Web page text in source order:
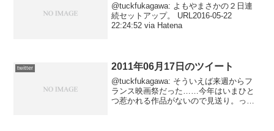
@tuckfukagawa: よもやまさかの２日連
続セットアップ。 URL2016-05-22
22:24:52 via Hatena
twitter 2011年06月17日のツイート
@tuckfukagawa: そういえば来週からフ
ランス映画祭だった……今年はいまひと
つ惹かれる作品がないので見送り。って